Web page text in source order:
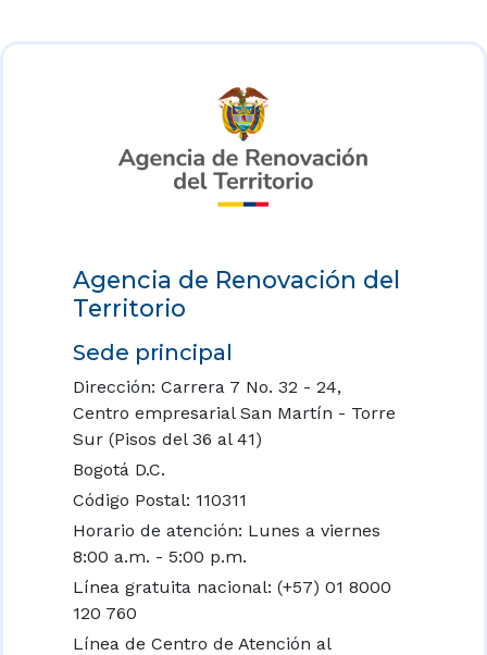
Agencia de Renovación del
Territorio
Sede principal
Dirección: Carrera 7 No. 32 - 24,
Centro empresarial San Martín - Torre
Sur (Pisos del 36 al 41)
Bogotá D.C.
Código Postal: 110311
Horario de atención: Lunes a viernes
8:00 a.m. - 5:00 p.m.
Línea gratuita nacional: (+57) 01 8000
120 760
Línea de Centro de Atención al